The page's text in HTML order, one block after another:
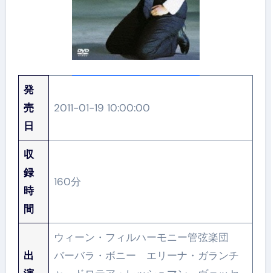
発
売
日
2011-01-19 10:00:00
収
録
時
間
160分
出
ウィーン・フィルハーモニー管弦楽団
バーバラ・ボニー エリーナ・ガランチ